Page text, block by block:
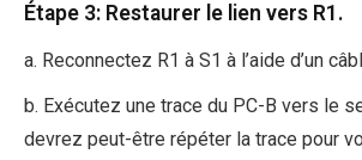
Étape 3: Restaurer le lien vers R1.
a. Reconnectez R1 à S1 à l’aide d’un
b. Exécutez une trace du PC-B vers le
devrez peut-être répéter la trace pour